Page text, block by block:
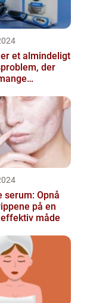
et almindeligt
der
serum: Opnå
på en
måde